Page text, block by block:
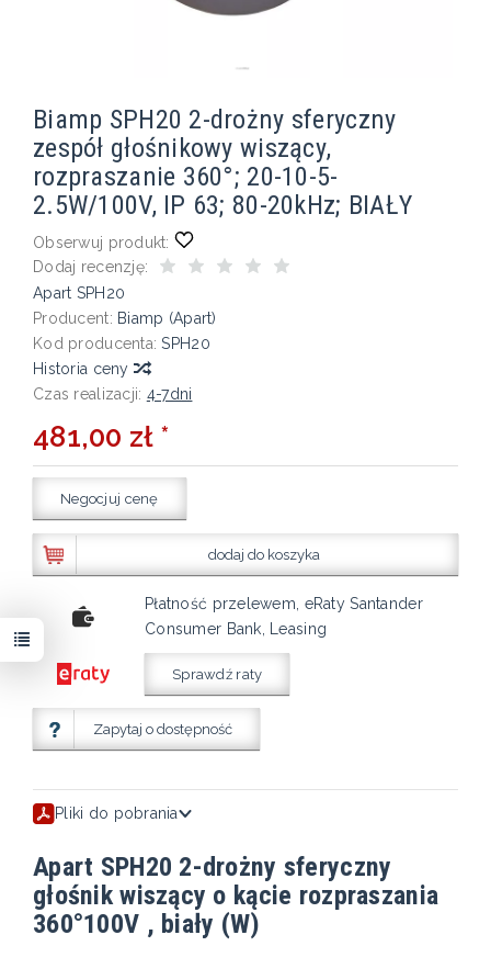
Biamp SPH20 2-drożny sferyczny
zespół głośnikowy wiszący,
rozpraszanie 360°; 20-10-5-
2.5W/100V, IP 63; 80-20kHz; BIAŁY
Obserwuj produkt:
Dodaj recenzję:
Apart SPH20
Producent: Biamp (Apart)
Kod producenta: SPH20
Historia ceny
Czas realizacji: 4-7dni
481,00 zł *
Negocjuj cenę
dodaj do koszyka
Płatność przelewem, eRaty Santander
Consumer Bank, Leasing
Sprawdź raty
Zapytaj o dostępność
Pliki do pobrania
Apart SPH20 2-drożny sferyczny
głośnik wiszący o kącie rozpraszania
360°100V , biały (W)